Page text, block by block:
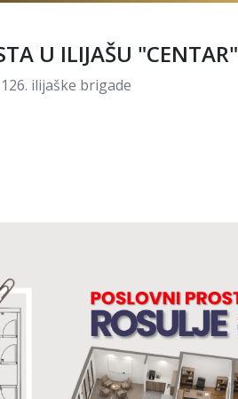
U ILIJAŠU "CENTAR"
ilijaške brigade